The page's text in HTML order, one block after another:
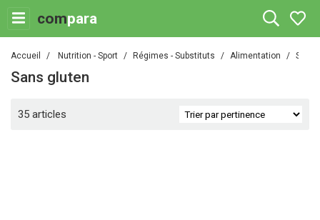
compara
Accueil Nutrition - Sport Régimes - Substituts Alimentation Sans
Sans gluten
35 articles